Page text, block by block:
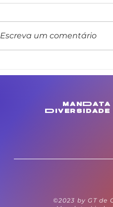
projeto de lei que veda
estaduais
Escreva um comentário
Diversidade
©2023 by GT de